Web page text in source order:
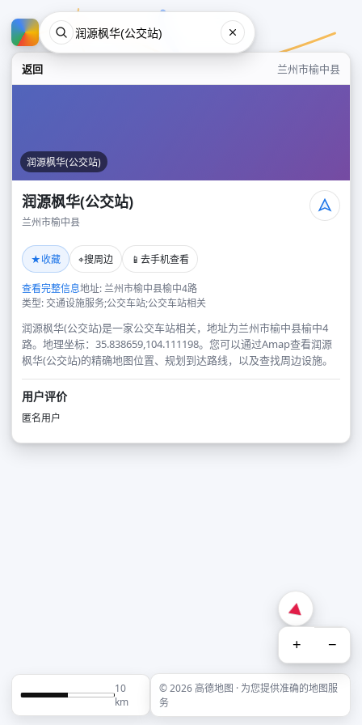
返回 兰州市榆中县
润源枫华(公交站)
润源枫华(公交站)
兰州市榆中县
★收藏 ⌖搜周边 📱 去手机查看
查看完整信息地址: 兰州市榆中县榆中4路
类型: 交通设施服务;公交车站;公交车站相关
润源枫华(公交站)是一家公交车站相关，地址为兰州市榆中县榆中4
路。地理坐标：35.838659,104.111198。您可以通过Amap查看润源
枫华(公交站)的精确地图位置、规划到达路线，以及查找周边设施。
用户评价
匿名用户
+ −
10
km
© 2026 高德地图 · 为您提供准确的地图服
务